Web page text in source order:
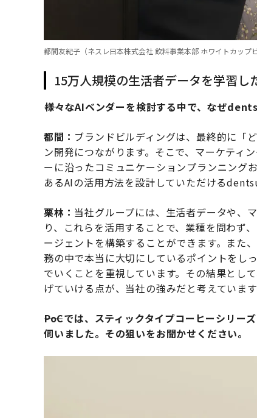
都間友紀子（ネスレ日本株式会社 飲料事業本部 ホワイトカップ
15万人規模の生活者データを学習
――様々なAIベンダーを検討する中で、なぜ
都間： ブランドビルディングは、最終的に「
ン開発につながります。そこで、マーケティ
ーに沿ったコミュニケーションプランニング
あるAIの活用方法を設計していただける
栗林： 当社グループには、生活者データや、
り、これらを活用することで、業種を問わず
ージェントを構築することができます。また
務の中で本当に大切にしているポイントをし
でいくことを重視しています。その結果とし
げていける点が、当社の強みだと考えています
――PoCでは、スティックタイプコーヒーシリ
伺いました。その狙いをお聞かせください。